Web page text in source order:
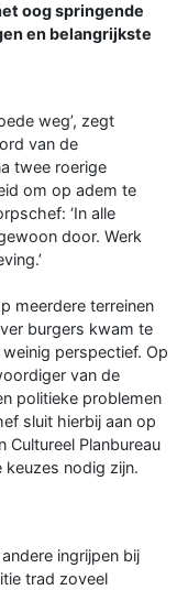
oog springende
en belangrijkste
weg’, zegt
van de
twee roerige
om op adem te
‘In alle
door. Werk
meerdere terreinen
burgers kwam te
perspectief. Op
van de
politieke problemen
sluit hierbij aan op
Cultureel Planbureau
nodig zijn.
ingrijpen bij
trad zoveel